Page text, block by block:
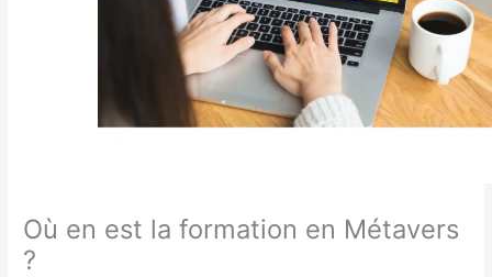
Où en est la formation en Métavers
?